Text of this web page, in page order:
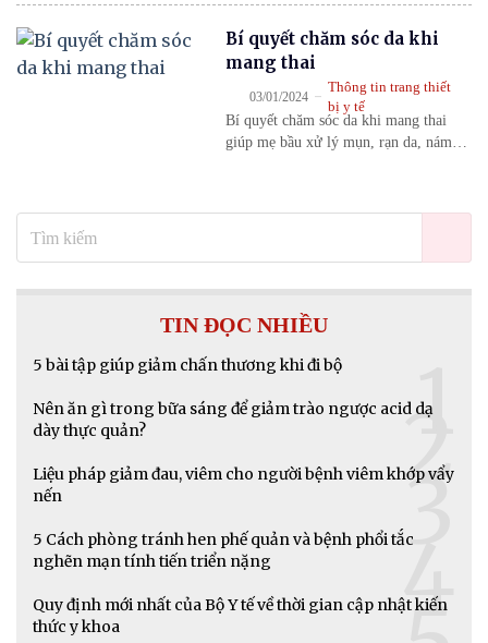
Bí quyết chăm sóc da khi
mang thai
03/01/2024 - Thông tin trang thiết
bị y tế
Bí quyết chăm sóc da khi mang thai
giúp mẹ bầu xử lý mụn, rạn da, nám da
TIN ĐỌC NHIỀU
5 bài tập giúp giảm chấn thương khi đi bộ 1
Nên ăn gì trong bữa sáng để giảm trào ngược acid dạ
dày thực quản?
2
Liệu pháp giảm đau, viêm cho người bệnh viêm khớp vẩy
nến
3
5 Cách phòng tránh hen phế quản và bệnh phổi tắc
nghẽn mạn tính tiến triển nặng
4
Quy định mới nhất của Bộ Y tế về thời gian cập nhật kiến
thức y khoa